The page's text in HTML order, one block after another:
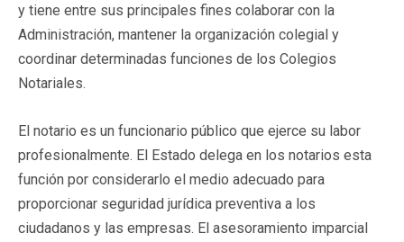
y tiene entre sus principales fines colaborar con la
Administración, mantener la organización colegial y
coordinar determinadas funciones de los Colegios
Notariales.
El notario es un funcionario público que ejerce su labor
profesionalmente. El Estado delega en los notarios esta
función por considerarlo el medio adecuado para
proporcionar seguridad jurídica preventiva a los
ciudadanos y las empresas. El asesoramiento imparcial